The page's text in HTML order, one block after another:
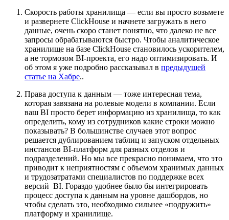
Скорость работы хранилища — если вы просто возьмете
и развернете ClickHouse и начнете загружать в него
данные, очень скоро станет понятно, что далеко не все
запросы обрабатываются быстро. Чтобы аналитическое
хранилище на базе ClickHouse становилось ускорителем,
а не тормозом BI-проекта, его надо оптимизировать. И
об этом я уже подробно рассказывал в предыдущей
статье на Хабре..
Права доступа к данным — тоже интересная тема,
которая завязана на ролевые модели в компании. Если
ваш BI просто берет информацию из хранилища, то как
определить, кому из сотрудников какие строки можно
показывать? В большинстве случаев этот вопрос
решается дублированием таблиц и запуском отдельных
инстансов BI-платформ для разных отделов и
подразделений. Но мы все прекрасно понимаем, что это
приводит к неприятностям с объемом хранимых данных
и трудозатратами специалистов по поддержке всех
версий BI. Гораздо удобнее было бы интегрировать
процесс доступа к данным на уровне дашбордов, но
чтобы сделать это, необходимо сильнее «подружить»
платформу и хранилище.